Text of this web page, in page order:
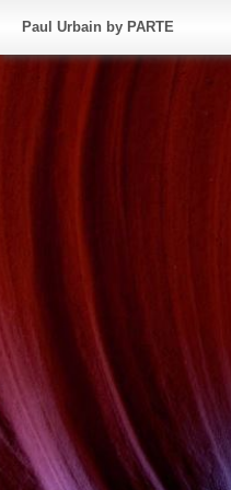
Paul Urbain by PARTE